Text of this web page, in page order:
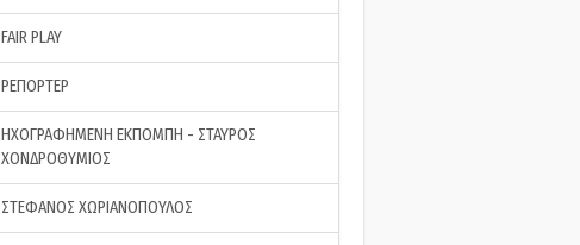
FAIR PLAY
ΡΕΠΟΡΤΕΡ
ΗΧΟΓΡΑΦΗΜΕΝΗ ΕΚΠΟΜΠΗ - ΣΤΑΥΡΟΣ
ΧΟΝΔΡΟΘΥΜΙΟΣ
ΣΤΕΦΑΝΟΣ ΧΩΡΙΑΝΟΠΟΥΛΟΣ